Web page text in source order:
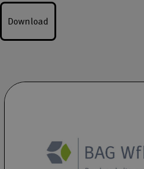
Download